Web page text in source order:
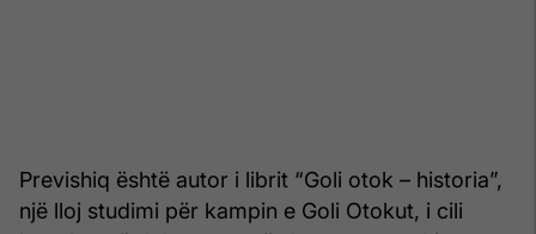
Previshiq është autor i librit “Goli otok – historia”,
një lloj studimi për kampin e Goli Otokut, i cili